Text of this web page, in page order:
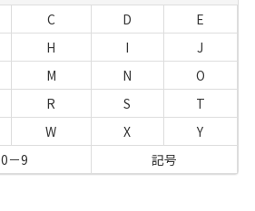
C D
E
H I
J
M N
O
R S
T
W X
Y
0－9 記号